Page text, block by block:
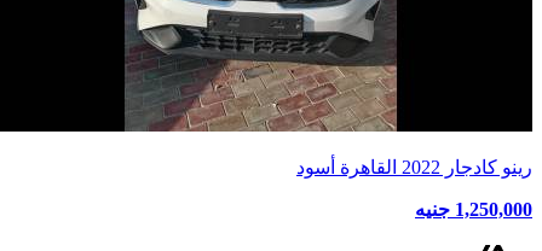
رينو كادجار 2022 القاهرة أسود
1,250,000 جنيه